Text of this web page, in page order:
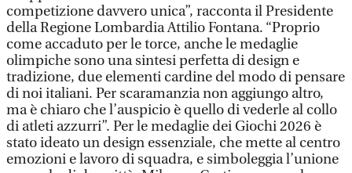
competizione davvero unica”, racconta il Presidente
della Regione Lombardia Attilio Fontana. “Proprio
come accaduto per le torce, anche le medaglie
olimpiche sono una sintesi perfetta di design e
tradizione, due elementi cardine del modo di pensare
di noi italiani. Per scaramanzia non aggiungo altro,
ma è chiaro che l’auspicio è quello di vederle al collo
di atleti azzurri”. Per le medaglie dei Giochi 2026 è
stato ideato un design essenziale, che mette al centro
emozioni e lavoro di squadra, e simboleggia l’unione